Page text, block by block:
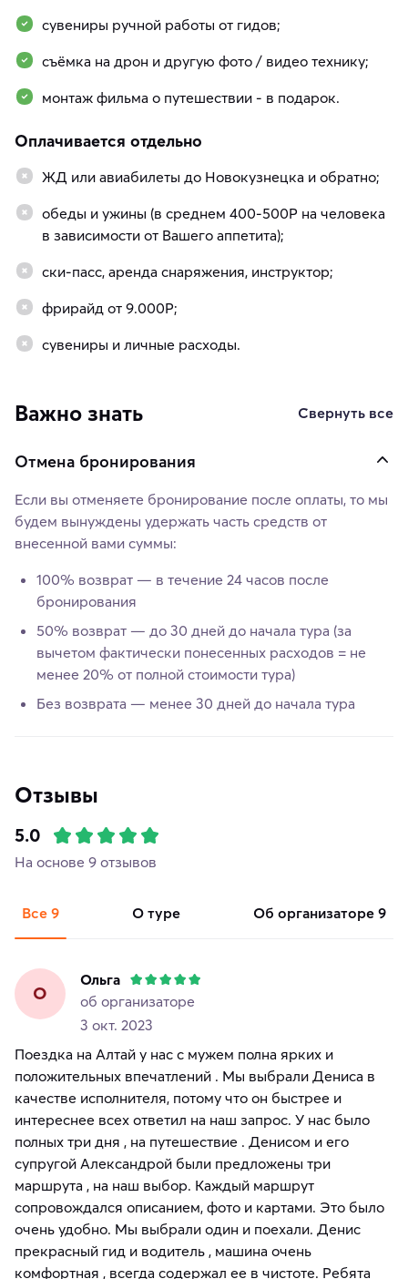
сувениры ручной работы от гидов;
съёмка на дрон и другую фото / видео технику;
монтаж фильма о путешествии - в подарок.
Оплачивается отдельно
ЖД или авиабилеты до Новокузнецка и обратно;
обеды и ужины (в среднем 400-500Р на человека
в зависимости от Вашего аппетита);
ски-пасс, аренда снаряжения, инструктор;
фрирайд от 9.000Р;
сувениры и личные расходы.
Важно знать Свернуть все
Отмена бронирования
Если вы отменяете бронирование после оплаты, то мы
будем вынуждены удержать часть средств от
внесенной вами суммы:
100% возврат — в течение 24 часов после
бронирования
50% возврат — до 30 дней до начала тура (за
вычетом фактически понесенных расходов = не
менее 20% от полной стоимости тура)
Без возврата — менее 30 дней до начала тура
Отзывы
5.0
На основе 9 отзывов
Все 9 о туре об организаторе 9
О
Ольга
об организаторе
3 окт. 2023
Поездка на Алтай у нас с мужем полна ярких и
положительных впечатлений . Мы выбрали Дениса в
качестве исполнителя, потому что он быстрее и
интереснее всех ответил на наш запрос. У нас было
полных три дня , на путешествие . Денисом и его
супругой Александрой были предложены три
маршрута , на наш выбор. Каждый маршрут
сопровождался описанием, фото и картами. Это было
очень удобно. Мы выбрали один и поехали. Денис
прекрасный гид и водитель , машина очень
комфортная , всегда содержал ее в чистоте. Ребята